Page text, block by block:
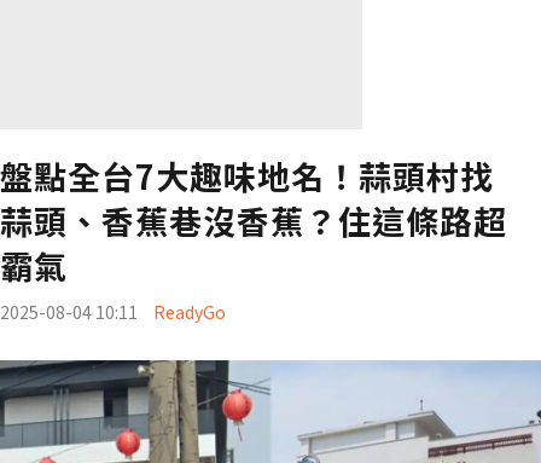
盤點全台7大趣味地名！蒜頭村找
蒜頭、香蕉巷沒香蕉？住這條路超
霸氣
2025-08-04 10:11 ReadyGo